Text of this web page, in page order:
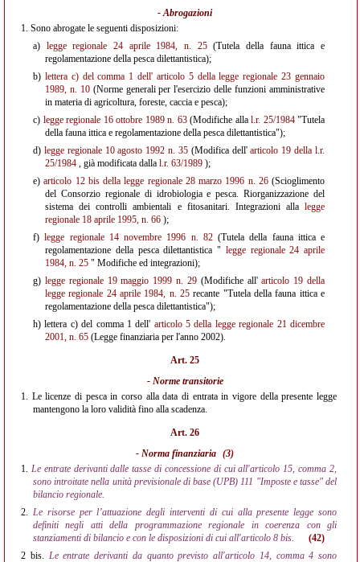
- Abrogazioni
1. Sono abrogate le seguenti disposizioni:
a) legge regionale 24 aprile 1984, n. 25(Tutela della fauna ittica e
regolamentazione della pesca dilettantistica);
b) lettera c) del comma 1 dell' articolo 5 della legge regionale 23 gennaio
1989, n. 10(Norme generali per l'esercizio delle funzioni amministrative
in materia di agricoltura, foreste, caccia e pesca);
c) legge regionale 16 ottobre 1989 n. 63(Modifiche alla l.r. 25/1984"Tutela
della fauna ittica e regolamentazione della pesca dilettantistica");
d) legge regionale 10 agosto 1992 n. 35(Modifica dell'articolo 19 della l.r.
25/1984 , già modificata dalla l.r. 63/1989 );
e) articolo 12 bis della legge regionale 28 marzo 1996 n. 26(Scioglimento
del Consorzio regionale di idrobiologia e pesca. Riorganizzazione del
sistema dei controlli ambientali e fitosanitari. Integrazioni alla legge
regionale 18 aprile 1995, n. 66 );
f) legge regionale 14 novembre 1996 n. 82(Tutela della fauna ittica e
regolamentazione della pesca dilettantistica " legge regionale 24 aprile
1984, n. 25 " Modifiche ed integrazioni);
g) legge regionale 19 maggio 1999 n. 29(Modifiche all'articolo 19 della
legge regionale 24 aprile 1984, n. 25 recante "Tutela della fauna ittica e
regolamentazione della pesca dilettantistica");
h) lettera c) del comma 1 dell' articolo 5 della legge regionale 21 dicembre
2001, n. 65 (Legge finanziaria per l'anno 2002).
Art. 25
- Norme transitorie
1. Le licenze di pesca in corso alla data di entrata in vigore della presente legge
mantengono la loro validità fino alla scadenza.
Art. 26
- Norma finanziaria (3)
1. Le entrate derivanti dalle tasse di concessione di cui all'articolo 15, comma 2,
sono introitate nella unità previsionale di base (UPB) 111 "Imposte e tasse" del
bilancio regionale.
2. Le risorse per l’attuazione degli interventi di cui alla presente legge sono
definiti negli atti della programmazione regionale in coerenza con gli
stanziamenti di bilancio e con le disposizioni di cui all'articolo 8 bis.
(42)
2 bis. Le entrate derivanti da quanto previsto all'articolo 14, comma 4 sono